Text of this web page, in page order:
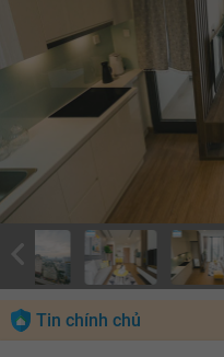
Tin chính chủ